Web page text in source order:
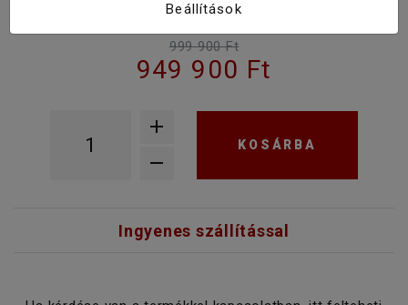
e-mailben vagy telefonon.
999 900 Ft
949 900 Ft
KOSÁRBA
Ingyenes szállítással
Beállítások